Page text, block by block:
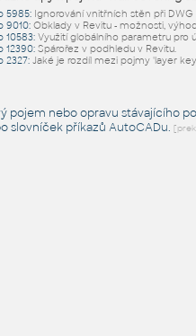
5985: Ignorování vnitřních stěn při
9010: Obklady v Revitu - možnosti,
10583: Využití globálního parametru pro
12390: Spárořez v podhledu v Revitu.
2327: Jaké je rozdíl mezi pojmy 'layer
pojem nebo opravu stávajícího
slovníček příkazů AutoCADu.